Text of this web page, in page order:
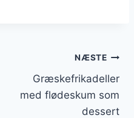
NÆSTE
Græskefrikadeller
med flødeskum som
dessert